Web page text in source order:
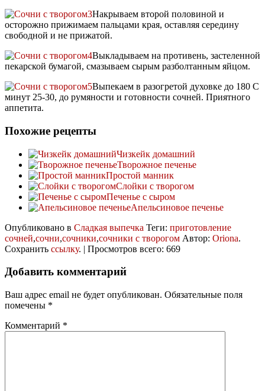
Накрываем второй половиной и
осторожно прижимаем пальцами края, оставляя середину
свободной и не прижатой.
Выкладываем на противень, застеленной
пекарской бумагой, смазываем сырым разболтанным яйцом.
Выпекаем в разогретой духовке до 180 С
минут 25-30, до румяности и готовности сочней. Приятного
аппетита.
Похожие рецепты
Чизкейк домашний
Творожное печенье
Простой манник
Слойки с творогом
Печенье с сыром
Апельсиновое печенье
Опубликовано в Сладкая выпечка Теги: приготовление
сочней,сочни,сочники,сочники с творогом Автор: Oriona.
Сохранить ссылку. | Просмотров всего: 669
Добавить комментарий
Ваш адрес email не будет опубликован. Обязательные поля
помечены *
Комментарий *